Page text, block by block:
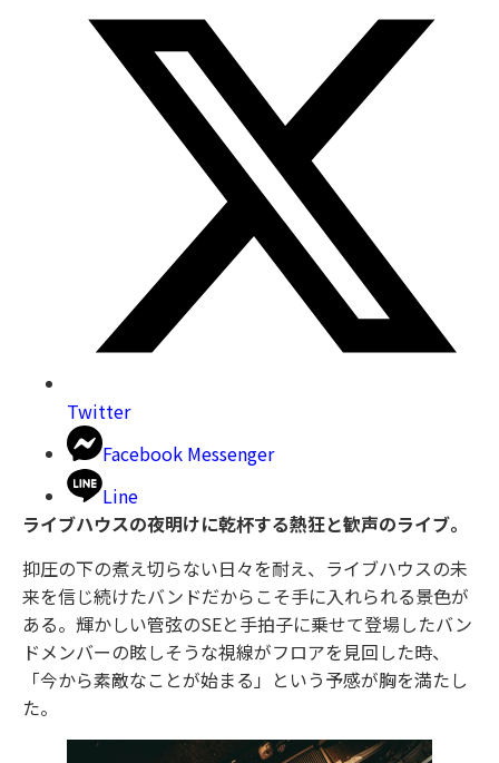
Twitter
Facebook Messenger
Line
ライブハウスの夜明けに乾杯する熱狂と歓声のライブ。
抑圧の下の煮え切らない日々を耐え、ライブハウスの未
来を信じ続けたバンドだからこそ手に入れられる景色が
ある。輝かしい管弦のSEと手拍子に乗せて登場したバン
ドメンバーの眩しそうな視線がフロアを見回した時、
「今から素敵なことが始まる」という予感が胸を満たし
た。